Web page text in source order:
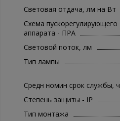
Световая отдача, лм на Вт
Схема пускорегулирующего
аппарата - ПРА
Световой поток, лм
Тип лампы
Средн номин срок службы, ч
Степень защиты - IP
Тип монтажа